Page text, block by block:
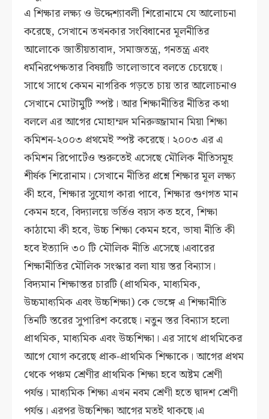
এ শিক্ষার লক্ষ্য ও উদ্দেশ্যাবলী শিরোনামে যে আলোচনা
করেছে, সেখানে তখনকার সংবিধানের মূলনীতির
আলোকে জাতীয়তাবাদ, সমাজতন্ত্র, গনতন্ত্র এবং
ধর্মনিরপেক্ষতার বিষয়টি ভালোভাবে বলতে চেয়েছে।
সাথে সাথে কেমন নাগরিক গড়তে চায় তার আলোচনাও
সেখানে মোটামুটি স্পষ্ট। আর শিক্ষানীতির নীতির কথা
বললে এর আগের মোহাম্মদ মনিরুজ্জামান মিয়া শিক্ষা
কমিশন-২০০৩ প্রথমেই স্পষ্ট করেছে। ২০০৩ এর এ
কমিশন রিপোর্টেও শুরুতেই এসেছে মৌলিক নীতিসমূহ
শীর্ষক শিরোনাম। সেখানে নীতির প্রশ্নে শিক্ষার মূল লক্ষ্য
কী হবে, শিক্ষার সুযোগ কারা পাবে, শিক্ষার গুণগত মান
কেমন হবে, বিদ্যালয়ে ভর্তিও বয়স কত হবে, শিক্ষা
কাঠামো কী হবে, উচ্চ শিক্ষা কেমন হবে, ভাষা নীতি কী
হবে ইত্যাদি ৩০ টি মৌলিক নীতি এসেছে।এবারের
শিক্ষানীতির মৌলিক সংস্কার বলা যায় স্তর বিন্যাস।
বিদ্যমান শিক্ষাস্তর চারটি (প্রাথমিক, মাধ্যমিক,
উচ্চমাধ্যমিক এবং উচ্চশিক্ষা) কে ভেঙ্গে এ শিক্ষানীতি
তিনটি স্তরের সুপারিশ করেছে। নতুন স্তর বিন্যাস হলো
প্রাথমিক, মাধ্যমিক এবং উচ্চশিক্ষা। এর সাথে প্রাথমিকের
আগে যোগ করেছে প্রাক-প্রাথমিক শিক্ষাকে। আগের প্রথম
থেকে পঞ্চম শ্রেণীর প্রাথমিক শিক্ষা হবে অষ্টম শ্রেণী
পর্যন্ত। মাধ্যমিক শিক্ষা এখন নবম শ্রেণী হতে দ্বাদশ শ্রেণী
পর্যন্ত। এরপর উচ্চশিক্ষা আগের মতই থাকছে।এ